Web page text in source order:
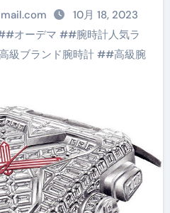
10月 18, 2023
#オーデマ ##腕時計人気ラ
級ブランド腕時計##高級腕